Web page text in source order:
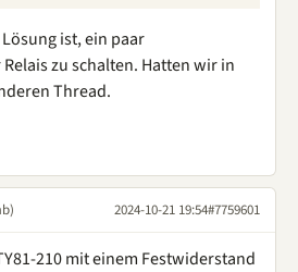
ist, ein paar
zu schalten. Hatten wir in
Thread.
2024-10-21 19:54#7759601
210 mit einem Festwiderstand